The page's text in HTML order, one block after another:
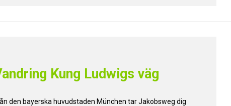
Kung Ludwigs väg
den bayerska huvudstaden München tar Jakobsweg dig